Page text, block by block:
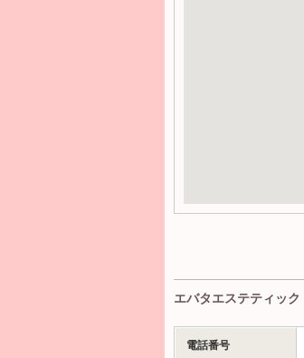
エバタエステティッ
電話番号